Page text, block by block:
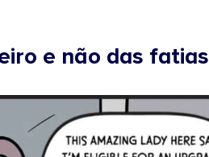
e não das fatias